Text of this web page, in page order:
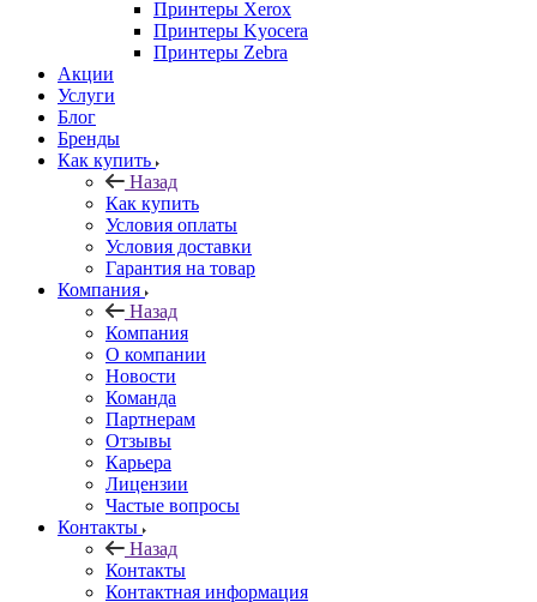
Принтеры Xerox
Принтеры Kyocera
Принтеры Zebra
Акции
Услуги
Блог
Бренды
Как купить
Назад
Как купить
Условия оплаты
Условия доставки
Гарантия на товар
Компания
Назад
Компания
О компании
Новости
Команда
Партнерам
Отзывы
Карьера
Лицензии
Частые вопросы
Контакты
Назад
Контакты
Контактная информация